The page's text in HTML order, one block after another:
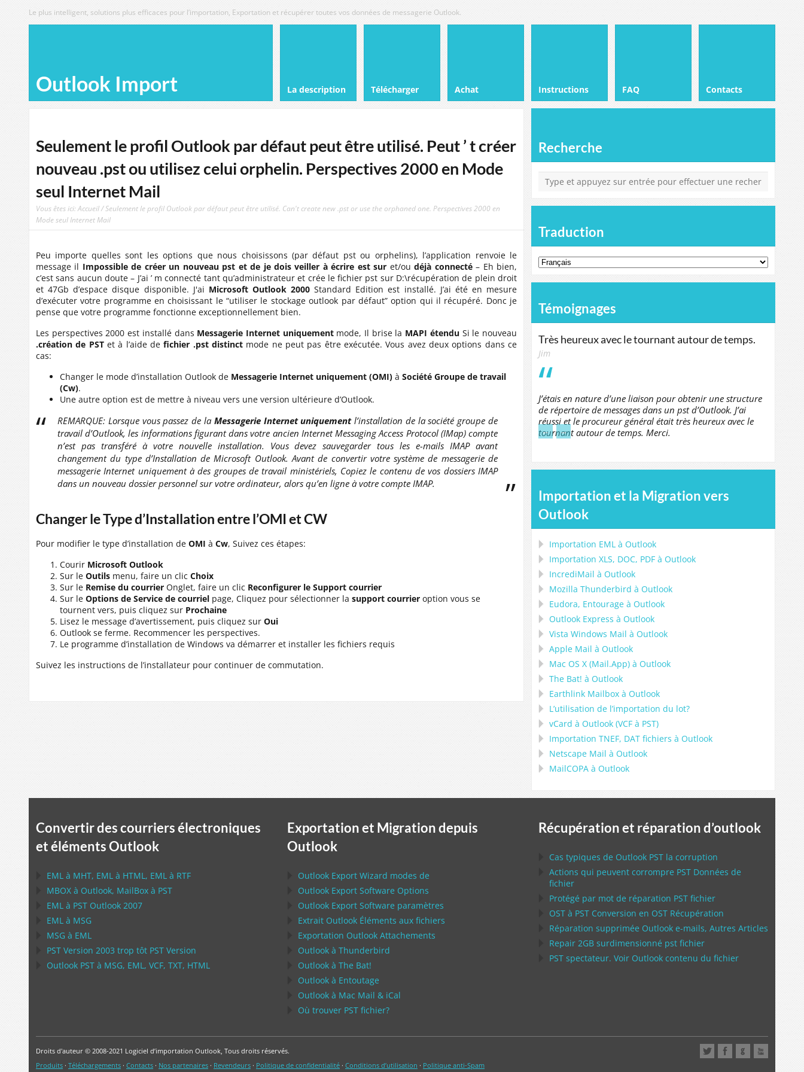
Le plus intelligent, solutions plus efficaces pour l’importation, Exportation et récupérer toutes vos données de messagerie Outlook.
Outlook Import La description Télécharger Achat Instructions FAQ Contacts
Seulement le profil Outlook par défaut peut être utilisé. Peut ’ t créer
nouveau .pst ou utilisez celui orphelin. Perspectives 2000 en Mode
seul Internet Mail
Vous êtes ici:Accueil/ Seulement le profil Outlook par défaut peut être utilisé. Can't create new .pst or use the orphaned one . Perspectives 2000 en
Mode seul Internet Mail
Peu importe quelles sont les options que nous choisissons (par défaut pst ou orphelins), l’application renvoie le
message il Impossible de créer un nouveau pst et de je dois veiller à écrire est sur et/oudéjà connecté– Eh bien,
c’est sans aucun doute – J’ai ’ m connecté tant qu’administrateur et crée le fichier pst sur D:\récupération de plein droit
et 47Gb d’espace disque disponible. J'ai Microsoft Outlook 2000 Standard Edition est installé. J’ai été en mesure
d’exécuter votre programme en choisissant le “utiliser le stockage outlook par défaut” option qui il récupéré. Donc je
pense que votre programme fonctionne exceptionnellement bien.
Les perspectives 2000 est installé dans Messagerie Internet uniquementmode, Il brise la MAPI étenduSi le nouveau
.création de PSTet à l’aide defichier .pst distinct mode ne peut pas être exécutée. Vous avez deux options dans ce
cas:
Changer le mode d’installation Outlook de Messagerie Internet uniquement (OMI) à Société Groupe de travail
(Cw).
Une autre option est de mettre à niveau vers une version ultérieure d’Outlook.
REMARQUE: Lorsque vous passez de la Messagerie Internet uniquementl’installation de la société groupe de
travail d’Outlook, les informations figurant dans votre ancien Internet Messaging Access Protocol (IMap) compte
n’est pas transféré à votre nouvelle installation. Vous devez sauvegarder tous les e-mails IMAP avant
changement du type d’Installation de Microsoft Outlook. Avant de convertir votre système de messagerie de
messagerie Internet uniquement à des groupes de travail ministériels, Copiez le contenu de vos dossiers IMAP
dans un nouveau dossier personnel sur votre ordinateur, alors qu’en ligne à votre compte IMAP.
Changer le Type d’Installation entre l’OMI et CW
Pour modifier le type d’installation de OMI à Cw, Suivez ces étapes:
Courir Microsoft Outlook
Sur le Outils menu, faire un clic Choix
Sur le Remise du courrier Onglet, faire un clic Reconfigurer le Support courrier
Sur le Options de Service de courriel page, Cliquez pour sélectionner la support courrier option vous se
tournent vers, puis cliquez sur Prochaine
Lisez le message d’avertissement, puis cliquez sur Oui
Outlook se ferme. Recommencer les perspectives.
Le programme d’installation de Windows va démarrer et installer les fichiers requis
Suivez les instructions de l’installateur pour continuer de commutation.
Recherche
Traduction
Témoignages
Très heureux avec le tournant autour de temps.
Jim
J’étais en nature d’une liaison pour obtenir une structure
de répertoire de messages dans un pst d’Outlook. J’ai
réussi et le procureur général était très heureux avec le
tournant autour de temps. Merci.
← →
Importation et la Migration vers
Outlook
Importation EML à Outlook
Importation XLS, DOC, PDF à Outlook
IncrediMail à Outlook
Mozilla Thunderbird à Outlook
Eudora, Entourage à Outlook
Outlook Express à Outlook
Vista Windows Mail à Outlook
Apple Mail à Outlook
Mac OS X (Mail.App) à Outlook
The Bat! à Outlook
Earthlink Mailbox à Outlook
L’utilisation de l’importation du lot?
vCard à Outlook (VCF à PST)
Importation TNEF, DAT fichiers à Outlook
Netscape Mail à Outlook
MailCOPA à Outlook
Convertir des courriers électroniques
et éléments Outlook
EML à MHT, EML à HTML, EML à RTF
MBOX à Outlook, MailBox à PST
EML à PST Outlook 2007
EML à MSG
MSG à EML
PST Version 2003 trop tôt PST Version
Outlook PST à MSG, EML, VCF, TXT, HTML
Exportation et Migration depuis
Outlook
Outlook Export Wizard modes de
Outlook Export Software Options
Outlook Export Software paramètres
Extrait Outlook Éléments aux fichiers
Exportation Outlook Attachements
Outlook à Thunderbird
Outlook à The Bat!
Outlook à Entoutage
Outlook à Mac Mail & iCal
Où trouver PST fichier?
Récupération et réparation d’outlook
Cas typiques de Outlook PST la corruption
Actions qui peuvent corrompre PST Données de
fichier
Protégé par mot de réparation PST fichier
OST à PST Conversion en OST Récupération
Réparation supprimée Outlook e-mails, Autres Articles
Repair 2GB surdimensionné pst fichier
PST spectateur. Voir Outlook contenu du fichier
Droits d'auteur © 2008-2021 Logiciel d’importation Outlook, Tous droits réservés.
Produits · Téléchargements · Contacts · Nos partenaires · Revendeurs · Politique de confidentialité · Conditions d’utilisation · Politique anti-Spam